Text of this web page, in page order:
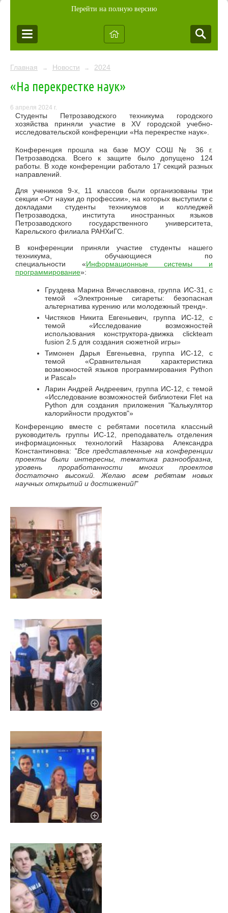
Перейти на полную версию
Главная → Новости → 2024
«На перекрестке наук»
6 апреля 2024 г.
Студенты Петрозаводского техникума городского
хозяйства приняли участие в XV городской учебно-
исследовательской конференции «На перекрестке наук».
Конференция прошла на базе МОУ СОШ № 36 г.
Петрозаводска. Всего к защите было допущено 124
работы. В ходе конференции работало 17 секций разных
направлений.
Для учеников 9-х, 11 классов были организованы три
секции «От науки до профессии», на которых выступили с
докладами студенты техникумов и колледжей
Петрозаводска, института иностранных языков
Петрозаводского государственного университета,
Карельского филиала РАНХиГС.
В конференции приняли участие студенты нашего
техникума, обучающиеся по
специальности «Информационные системы и
программирование»:
Груздева Марина Вячеславовна, группа ИС-31, с
темой «Электронные сигареты: безопасная
альтернатива курению или молодежный тренд».
Чистяков Никита Евгеньевич, группа ИС-12, с
темой «Исследование возможностей
использования конструктора-движка clickteam
fusion 2.5 для создания сюжетной игры»
Тимонен Дарья Евгеньевна, группа ИС-12, с
темой «Сравнительная характеристика
возможностей языков программирования Python
и Pascal»
Ларин Андрей Андреевич, группа ИС-12, с темой
«Исследование возможностей библиотеки Flet на
Python для создания приложения "Калькулятор
калорийности продуктов"»
Конференцию вместе с ребятами посетила классный
руководитель группы ИС-12, преподаватель отделения
информационных технологий Назарова Александра
Константиновна: "Все представленные на конференции
проекты были интересны, тематика разнообразна,
уровень проработанности многих проектов
достаточно высокий. Желаю всем ребятам новых
научных открытий и достижений!"